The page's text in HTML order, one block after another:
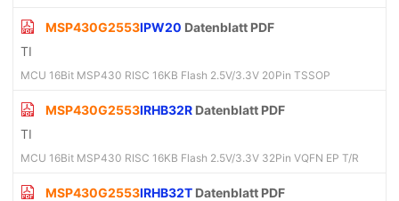
MSP430G2553IPW20 Datenblatt PDF
TI
MCU 16Bit MSP430 RISC 16KB Flash 2.5V/3.3V 20Pin TSSOP
MSP430G2553IRHB32R Datenblatt PDF
TI
MCU 16Bit MSP430 RISC 16KB Flash 2.5V/3.3V 32Pin VQFN EP T/R
MSP430G2553IRHB32T Datenblatt PDF